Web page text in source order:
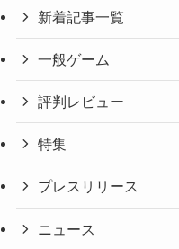
新着記事一覧
一般ゲーム
評判レビュー
特集
プレスリリース
ニュース